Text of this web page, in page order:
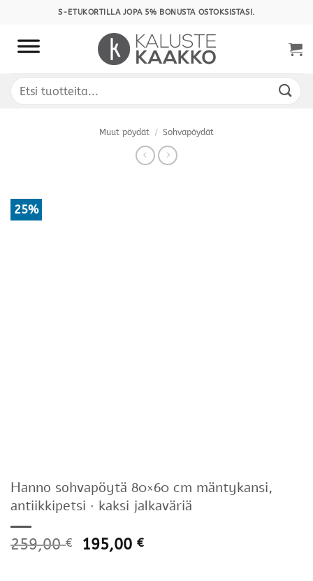
content
S-ETUKORTILLA JOPA 5% BONUSTA OSTOKSISTASI.
Etsi:
Muut pöydät / Sohvapöydät
25%
Hanno sohvapöytä 80×60 cm mäntykansi,
antiikkipetsi · kaksi jalkaväriä
259,00€ 195,00€